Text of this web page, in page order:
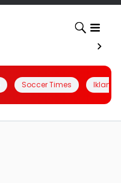
Soccer Times Iklanin